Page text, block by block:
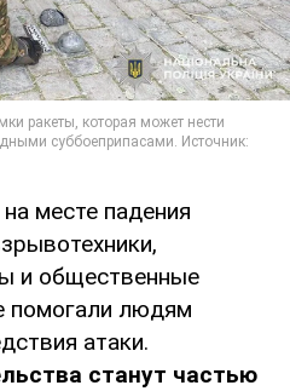
месте падения
и общественные
помогали людям
атаки.
станут частью